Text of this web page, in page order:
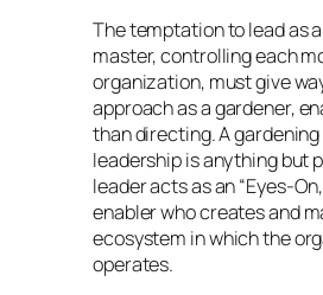
The temptation to lead as
master, controlling each
organization, must give
approach as a gardener,
than directing. A
leadership is anything but
leader acts as an “Eyes-
enabler who creates and
ecosystem in which the
operates.